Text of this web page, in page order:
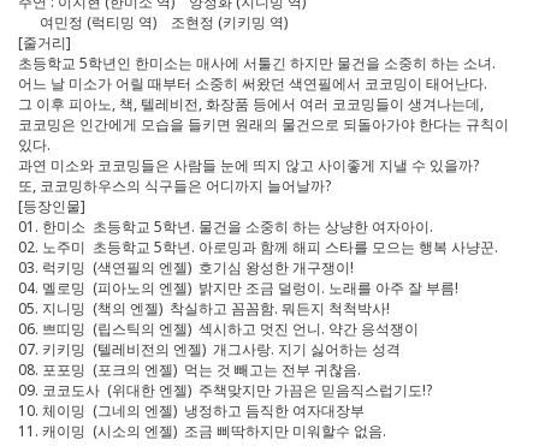
여민정 (럭티밍 역) 조현정 (키키밍 역)
[줄거리]
초등학교 5학년인 한미소는 매사에 서툴긴 하지만 물건을 소중히 하는 소녀.
어느 날 미소가 어릴 때부터 소중히 써왔던 색연필에서 코코밍이 태어난다.
그 이후 피아노, 책, 텔레비전, 화장품 등에서 여러 코코밍들이 생겨나는데,
코코밍은 인간에게 모습을 들키면 원래의 물건으로 되돌아가야 한다는 규칙이
있다.
과연 미소와 코코밍들은 사람들 눈에 띄지 않고 사이좋게 지낼 수 있을까?
또, 코코밍하우스의 식구들은 어디까지 늘어날까?
[등장인물]
01. 한미소 초등학교 5학년. 물건을 소중히 하는 상냥한 여자아이.
02. 노주미 초등학교 5학년. 아로밍과 함께 해피 스타를 모으는 행복 사냥꾼.
03. 럭키밍 (색연필의 엔젤) 호기심 왕성한 개구쟁이!
04. 멜로밍 (피아노의 엔젤) 밝지만 조금 덜렁이. 노래를 아주 잘 부름!
05. 지니밍 (책의 엔젤) 착실하고 꼼꼼함. 뭐든지 척척박사!
06. 쁘띠밍 (립스틱의 엔젤) 섹시하고 멋진 언니. 약간 응석쟁이
07. 키키밍 (텔레비전의 엔젤) 개그사랑. 지기 싫어하는 성격
08. 포포밍 (포크의 엔젤) 먹는 것 빼고는 전부 귀찮음.
09. 코코도사 (위대한 엔젤) 주책맞지만 가끔은 믿음직스럽기도!?
10. 체이밍 (그네의 엔젤) 냉정하고 듬직한 여자대장부
11. 캐이밍 (시소의 엔젤) 조금 삐딱하지만 미워할수 없음.